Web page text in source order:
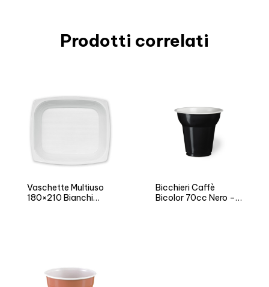
Prodotti correlati
Vaschette Multiuso
180×210 Bianchi
Bicchieri Caffè
Bicolor 70cc Nero –